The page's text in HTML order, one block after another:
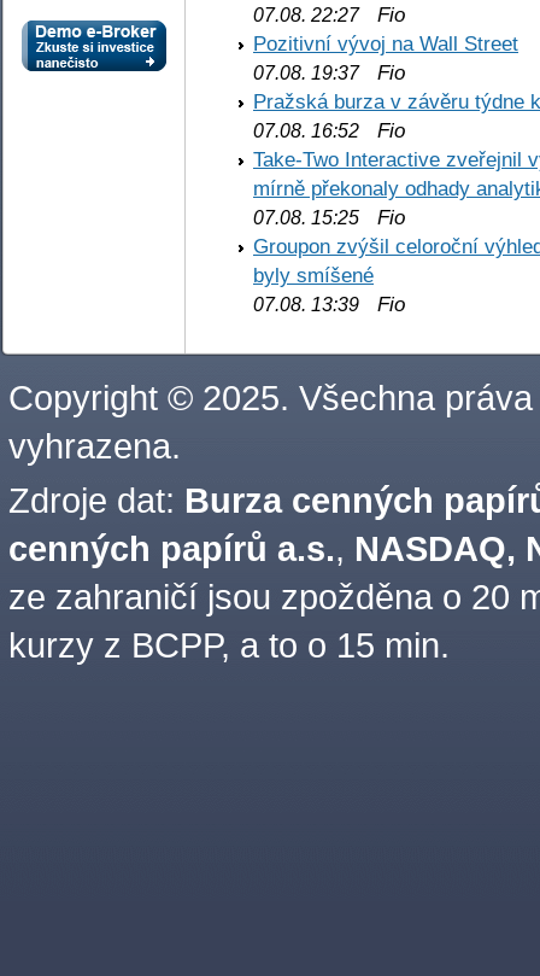
07.08. 22:27Fio
Pozitivní vývoj na Wall Street
07.08. 19:37Fio
Pražská burza v závěru týdne
07.08. 16:52 Fio
Take-Two Interactive zveřejnil
mírně překonaly odhady
07.08. 15:25 Fio
Groupon zvýšil celoroční
byly smíšené
07.08. 13:39 Fio
Copyright © 2025. Všechna práva
vyhrazena.
Zdroje dat: Burza cenných
cenných papírů a.s., NASDAQ,
ze zahraničí jsou zpožděna o 20
kurzy z BCPP, a to o 15 min.